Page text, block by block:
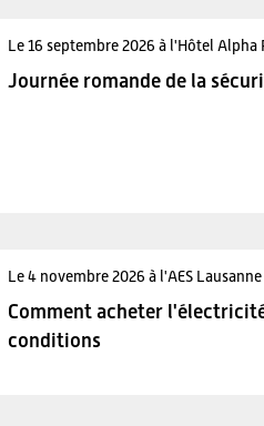
Le 16 septembre 2026 à l'Hôtel Alpha
Journée romande de la
Le 4 novembre 2026 à l'AES Lausanne
Comment acheter
conditions